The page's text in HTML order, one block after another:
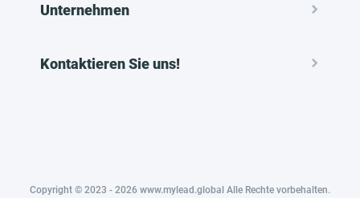
Unternehmen
Kontaktieren Sie uns!
Copyright © 2023 - 2026 www.mylead.global Alle Rechte vorbehalten.